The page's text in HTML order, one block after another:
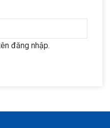
đăng nhập.